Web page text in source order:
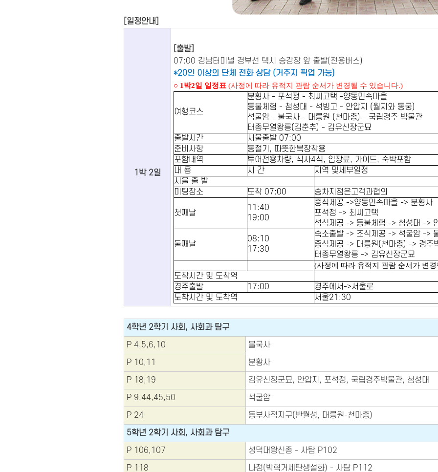
[일정안내]
1박 2일
[출발]
07:00 강남터미널 경부선 택시 승강장 앞 출발(전용버스)
*20인 이상의 단체 전화 상담 (거주지 픽업 가능)
○ 1박2일 일정표 (사정에 따라 유적지 관람 순서가 변경될 수 있습니다.)
여행코스
분황사 - 포석정 - 최씨고택 -양동민속마을
등불체험 - 첨성대 - 석빙고 - 안압지 (월지와 동궁)
석굴암 - 불국사 - 대릉원 (천마총) - 국립경주 박물관
태종무열왕릉(김춘추) - 김유신장군묘
출발시간
서울출발 07:00
준비사항
동절기, 따뜻한복장착용
포함내역
투어전용차량, 식사4식, 입장료, 가이드, 숙박포함
내 용
시 간
지역 및세부일정
서울 출 발
미팅장소
도착 07:00 승차지점은고객과협의
첫째날
11:40
19:00
중식제공 ->양동민속마을 -> 분황사
포석정 -> 최씨고택
석식제공 -> 등불체험 -> 첨성대 ->
둘째날
08:10
17:30
숙소출발 -> 조식제공 -> 석굴암 ->
중식제공 -> 대릉원(천마총) -> 경주
태종무열왕릉 -> 김유신장군묘
(사정에 따라 유적지 관람 순서가 변
도착시간 및 도착역
경주출발
17:00
경주에서->서울로
도착시간 및 도착역
서울21:30
4학년 2학기 사회, 사회과 탐구
P 4,5,6,10
불국사
P 10,11
분황사
P 18,19
김유신장군묘, 안압지, 포석정, 국립경주박물관, 첨성대
P 9,44,45,50
석굴암
P 24
동부사적지구(반월성, 대릉원-천마총)
5학년 2학기 사회, 사회과 탐구
P 106,107
성덕대왕신종 - 사탐 P102
P 118
나정(박혁거세탄생설화) - 사탐 P112